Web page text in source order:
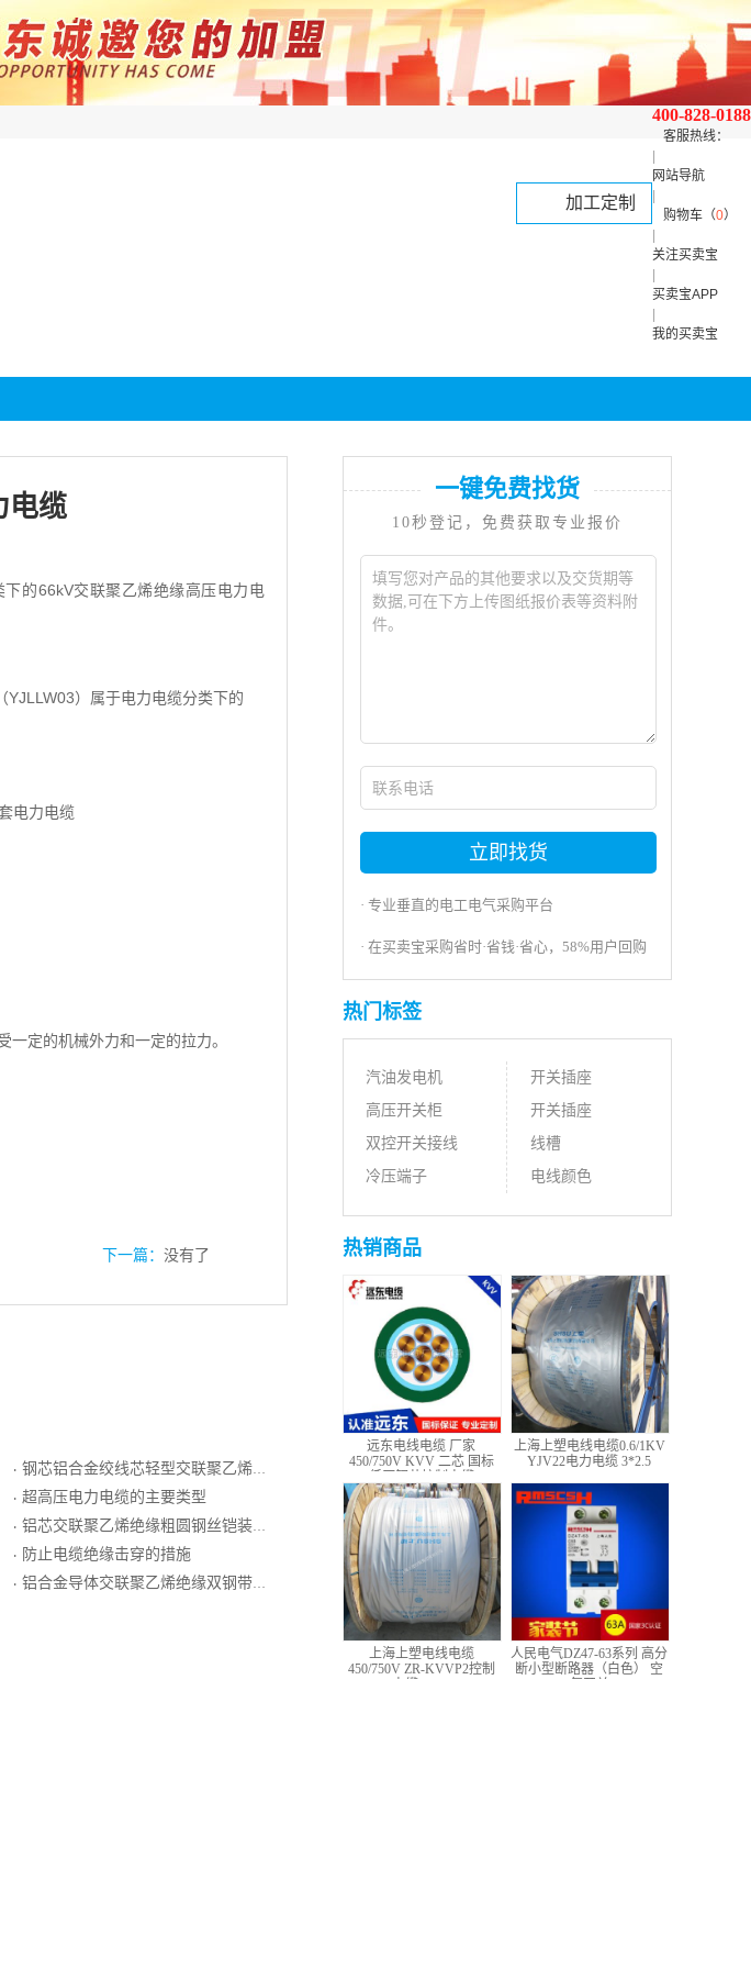
400-828-0188
客服热线：
网站导航
购物车（0）
关注买卖宝
买卖宝APP
我的买卖宝
加工定制
电缆
的66kV交联聚乙烯绝缘高压电力电
）属于电力电缆分类下的
电力电缆
定的机械外力和一定的拉力。
下一篇： 没有了
· 钢芯铝合金绞线芯轻型交联聚乙烯薄绝缘架空电缆
· 超高压电力电缆的主要类型
· 铝芯交联聚乙烯绝缘粗圆钢丝铠装聚乙烯护套电力电缆
· 防止电缆绝缘击穿的措施
· 铝合金导体交联聚乙烯绝缘双钢带铠装聚氯乙烯护套电力电缆
一键免费找货
10秒登记，免费获取专业报价
立即找货
· 专业垂直的电工电气采购平台
· 在买卖宝采购省时·省钱·省心，58%用户回购
热门标签
汽油发电机
高压开关柜
双控开关接线
冷压端子
开关插座
开关插座
线槽
电线颜色
热销商品
远东电线电缆 厂家
450/750V KVV 二芯 国标
上海上塑电线电缆0.6/1KV
YJV22电力电缆 3*2.5
上海上塑电线电缆
450/750V ZR-KVVP2控制
人民电气DZ47-63系列 高分
断小型断路器（白色） 空